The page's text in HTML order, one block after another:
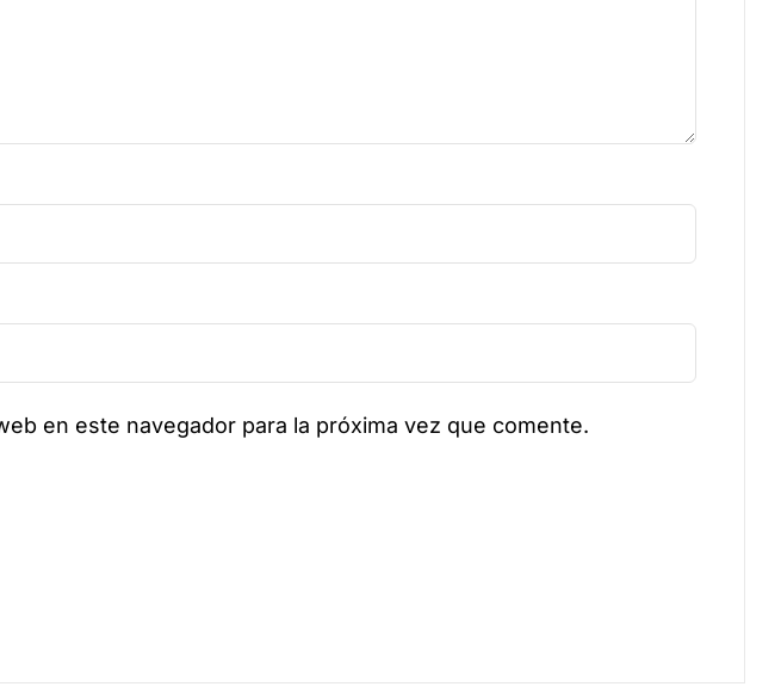
en este navegador para la próxima vez que comente.